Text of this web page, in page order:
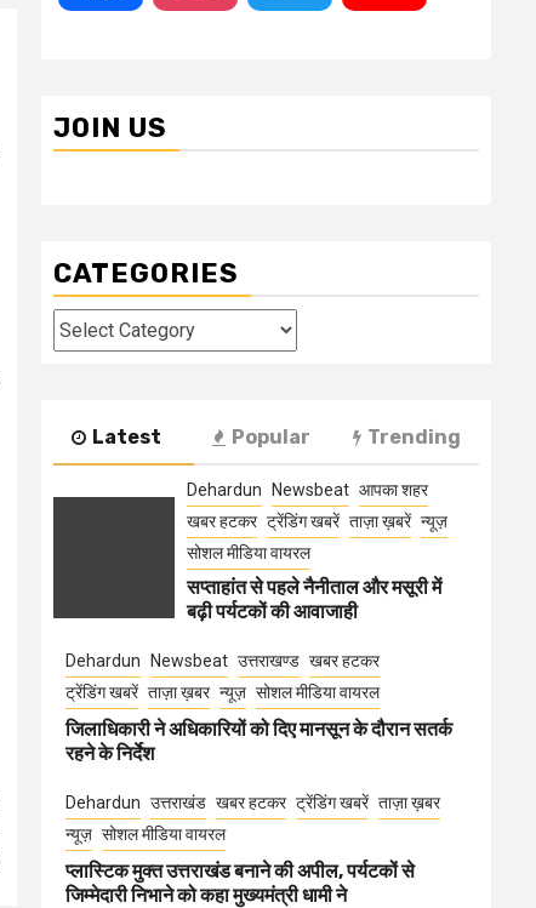
JOIN US
CATEGORIES
Categories
Latest Popular Trending
Dehardun Newsbeat आपका शहर
खबर हटकर ट्रेंडिंग खबरें ताज़ा ख़बरें न्यूज़
सोशल मीडिया वायरल
सप्ताहांत से पहले नैनीताल और मसूरी में
बढ़ी पर्यटकों की आवाजाही
Dehardun Newsbeat उत्तराखण्ड खबर हटकर
ट्रेंडिंग खबरें ताज़ा ख़बर न्यूज़ सोशल मीडिया वायरल
जिलाधिकारी ने अधिकारियों को दिए मानसून के दौरान सतर्क
रहने के निर्देश
Dehardun उत्तराखंड खबर हटकर ट्रेंडिंग खबरें ताज़ा ख़बर
न्यूज़ सोशल मीडिया वायरल
प्लास्टिक मुक्त उत्तराखंड बनाने की अपील, पर्यटकों से
जिम्मेदारी निभाने को कहा मुख्यमंत्री धामी ने